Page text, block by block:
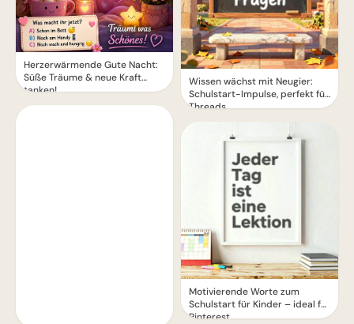
Herzerwärmende Gute Nacht:
Süße Träume & neue Kraft
tanken!
Wissen wächst mit Neugier:
Schulstart-Impulse, perfekt für
Threads
Motivierende Worte zum
Schulstart für Kinder – ideal für
Pinterest